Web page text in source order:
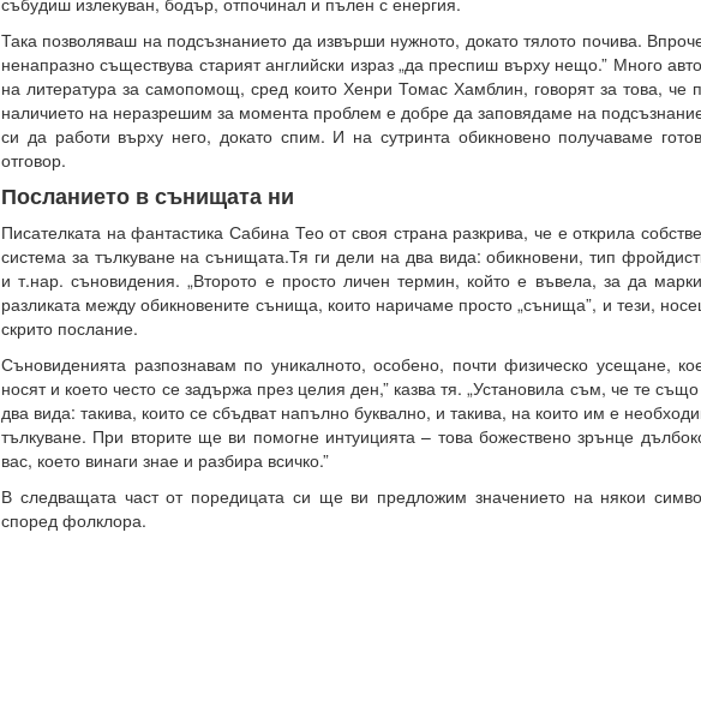
Така позволяваш на подсъзнанието да извърши нужното, докато тялото почива.
ненапразно съществува старият английски израз „да преспиш върху нещо.” Много
на литература за самопомощ, сред които Хенри Томас Хамблин, говорят за това, че
наличието на неразрешим за момента проблем е добре да заповядаме на
си да работи върху него, докато спим. И на сутринта обикновено получаваме
отговор.
Посланието в сънищата ни
Писателката на фантастика Сабина Тео от своя страна разкрива, че е открила
система за тълкуване на сънищата.Тя ги дели на два вида: обикновени, тип
и т.нар. съновидения. „Второто е просто личен термин, който е въвела, за да
разликата между обикновените сънища, които наричаме просто „сънища”, и тези,
скрито послание.
Съновиденията разпознавам по уникалното, особено, почти физическо усещане,
носят и което често се задържа през целия ден,” казва тя. „Установила съм, че те
два вида: такива, които се сбъдват напълно буквално, и такива, на които им е
тълкуване. При вторите ще ви помогне интуицията – това божествено зрънце
вас, което винаги знае и разбира всичко.”
В следващата част от поредицата си ще ви предложим значението на някои
според фолклора.